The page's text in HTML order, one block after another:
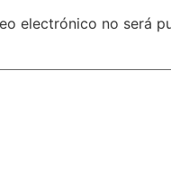
electrónico no será